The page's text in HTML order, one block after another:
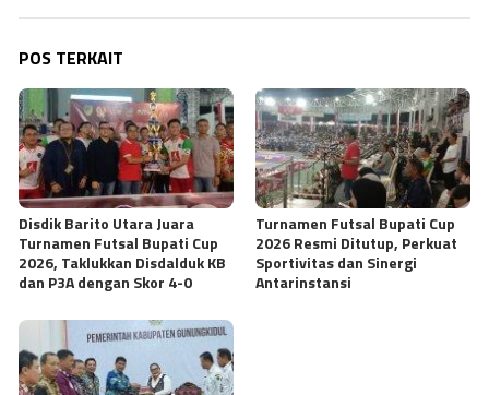
POS TERKAIT
Disdik Barito Utara Juara
Turnamen Futsal Bupati Cup
2026, Taklukkan Disdalduk KB
dan P3A dengan Skor 4-0
Turnamen Futsal Bupati Cup
2026 Resmi Ditutup, Perkuat
Sportivitas dan Sinergi
Antarinstansi